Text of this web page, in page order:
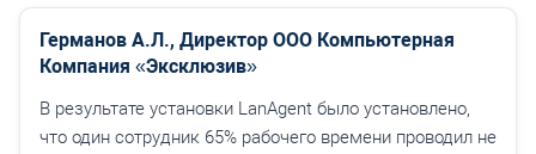
Германов А.Л., Директор ООО Компьютерная
Компания «Эксклюзив»
В результате установки LanAgent было установлено,
что один сотрудник 65% рабочего времени проводил не